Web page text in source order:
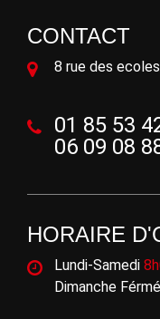
CONTACT
8 rue des
01 85 53
06 09 08
HORAIRE
Lundi-Samedi
Dimanche Férmé